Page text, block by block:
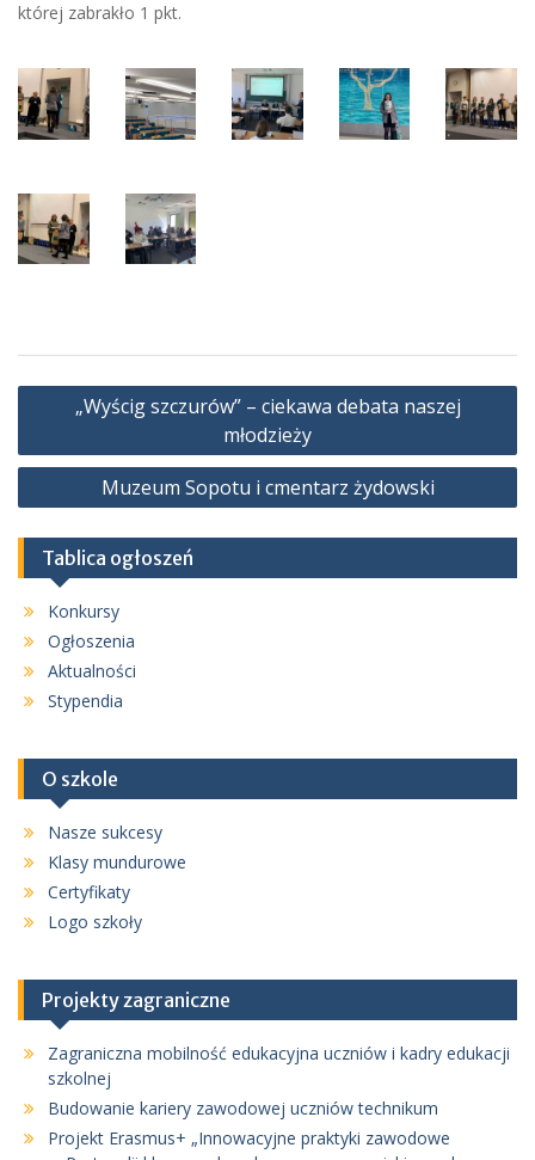
której zabrakło 1 pkt.
Nawigacja
wpisu
„Wyścig szczurów” – ciekawa debata naszej
młodzieży
Muzeum Sopotu i cmentarz żydowski
Tablica ogłoszeń
Konkursy
Ogłoszenia
Aktualności
Stypendia
O szkole
Nasze sukcesy
Klasy mundurowe
Certyfikaty
Logo szkoły
Projekty zagraniczne
Zagraniczna mobilność edukacyjna uczniów i kadry edukacji
szkolnej
Budowanie kariery zawodowej uczniów technikum
Projekt Erasmus+ „Innowacyjne praktyki zawodowe